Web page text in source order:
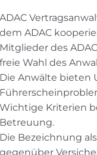
ADAC
dem ADAC
Mitglieder des
freie Wahl des
Die Anwälte bieten
Wichtige Kriterien
Betreuung.
Die Bezeichnung
gegenüber